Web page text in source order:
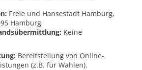
Freie und Hansestadt Hamburg,
Hamburg
Keine
Bereitstellung von Online-
(z.B. für Wahlen).